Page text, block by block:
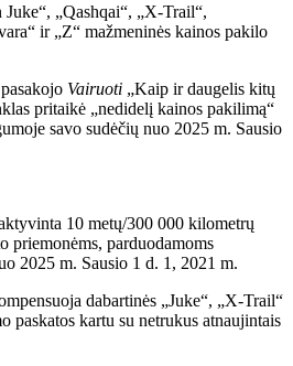
„Qashqai“, „X-Trail“,
ir „Z“ mažmeninės kainos pakilo
Vairuoti „Kaip ir daugelis kitų
pritaikė „nedidelį kainos pakilimą“
savo sudėčių nuo 2025 m. Sausio
10 metų/300 000 kilometrų
priemonėms, parduodamoms
2025 m. Sausio 1 d. 1, 2021 m.
dabartinės „Juke“, „X-Trail“
paskatos kartu su netrukus atnaujintais